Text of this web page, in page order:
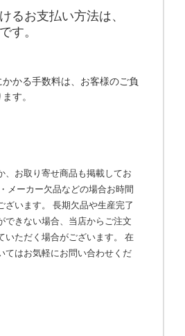
るお支払い方法は、
す。
かる手数料は、お客様のご負
す。
、お取り寄せ商品も掲載してお
メーカー欠品などの場合お時間
ざいます。 長期欠品や生産完了
できない場合、当店からご注文
いただく場合がございます。 在
てはお気軽にお問い合わせくだ